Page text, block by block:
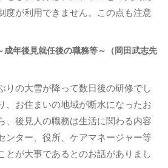
度が利用できません。この点も注意
年後見就任後の職務等～（岡田武志先
りの大雪が降って数日後の研修でし
、お住まいの地域が断水になったお
、後見人の職務は生活に関わる内容
ンター、役所、ケアマネージャー等
とが大事であるとのお話がありまし